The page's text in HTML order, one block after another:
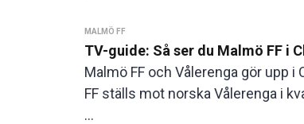
MALMÖ FF
TV-guide: Så ser du Malmö FF i
Malmö FF och Vålerenga gör upp
FF ställs mot norska Vålerenga i
...